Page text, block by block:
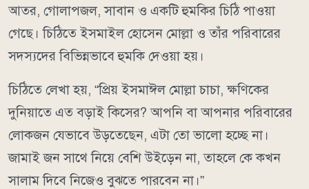
আতর, গোলাপজল, সাবান ও একটি হুমকির চিঠি পাওয়া
গেছে। চিঠিতে ইসমাইল হোসেন মোল্লা ও তাঁর পরিবারের
সদস্যদের বিভিন্নভাবে হুমকি দেওয়া হয়।
চিঠিতে লেখা হয়, “প্রিয় ইসমাঈল মোল্লা চাচা, ক্ষণিকের
দুনিয়াতে এত বড়াই কিসের? আপনি বা আপনার পরিবারের
লোকজন যেভাবে উড়তেছেন, এটা তো ভালো হচ্ছে না।
জামাই জন সাথে নিয়ে বেশি উইড়েন না, তাহলে কে কখন
সালাম দিবে নিজেও বুঝতে পারবেন না।”